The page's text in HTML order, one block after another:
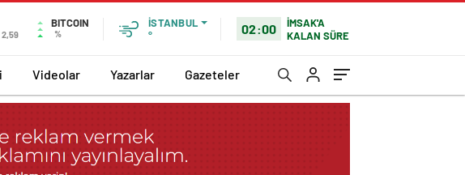
2,59
BITCOIN
%
İSTANBUL
°
02:00
İMSAK'A
KALAN SÜRE
Videolar Yazarlar Gazeteler